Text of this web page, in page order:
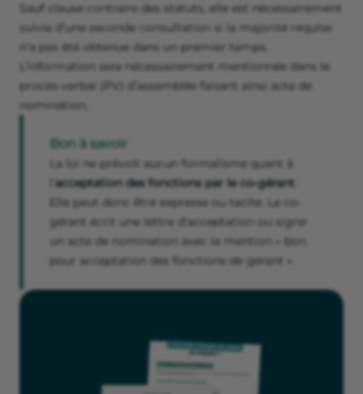
Sauf clause contraire des statuts, elle est nécessairement
suivie d’une seconde consultation si la majorité requise
n’a pas été obtenue dans un premier temps.
L’information sera nécessairement mentionnée dans le
procès-verbal (PV) d’assemblée faisant ainsi acte de
nomination.
Bon à savoir
La loi ne prévoit aucun formalisme quant à
acceptation des fonctions par le co-gérant
Elle peut donc être expresse ou tacite. Le co-
gérant écrit une lettre d’acceptation ou signe
un acte de nomination avec la mention « bon
pour acceptation des fonctions de gérant ».